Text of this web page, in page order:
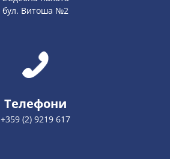
бул. Витоша №2
Телефони
+359 (2) 9219 617